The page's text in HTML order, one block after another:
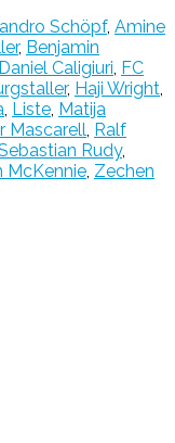
Schöpf, Amine
, Benjamin
Daniel Caligiuri FC
, Haji Wright
Liste Matija
Mascarell Ralf
Rudy,
McKennie Zechen